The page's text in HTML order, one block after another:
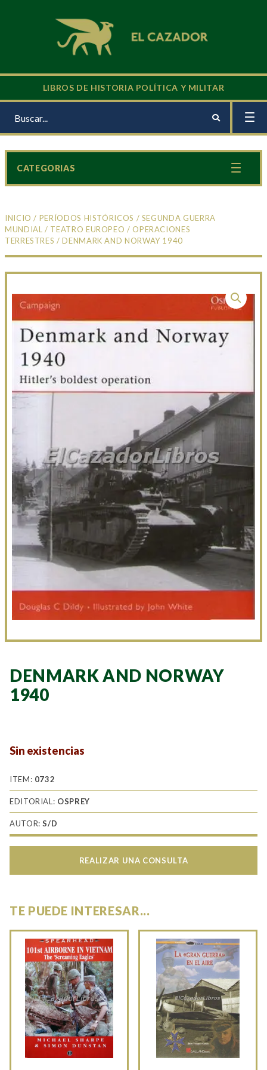
LIBROS DE HISTORIA POLÍTICA Y MILITAR
INICIO / PERÍODOS HISTÓRICOS / SEGUNDA GUERRA
MUNDIAL / TEATRO EUROPEO /OPERACIONES
TERRESTRES / DENMARK AND NORWAY 1940
DENMARK AND NORWAY
1940
Sin existencias
ITEM: 0732
EDITORIAL: OSPREY
AUTOR:S/D
REALIZAR UNA CONSULTA
TE PUEDE INTERESAR...
CATEGORIAS